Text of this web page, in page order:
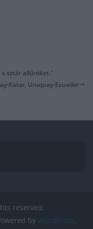
sztár allűröket.”
Katar, Uruquay-Ecuador
reserved.
by WordPress.